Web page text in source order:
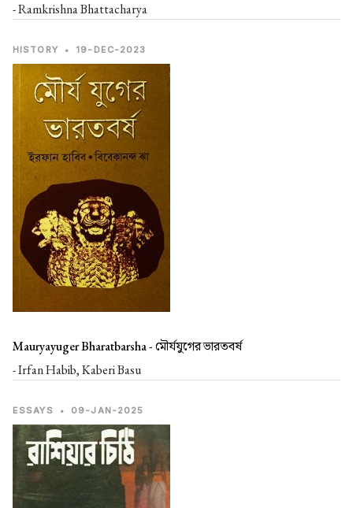
- Ramkrishna Bhattacharya
HISTORY • 19-DEC-2023
Mauryayuger Bharatbarsha -মৌর্যযুগের ভারতবর্ষ
- Irfan Habib, Kaberi Basu
ESSAYS • 09-JAN-2025